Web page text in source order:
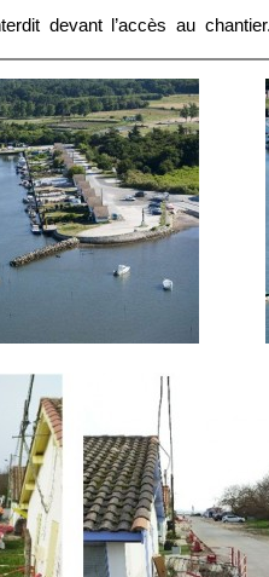
devant l’accès au